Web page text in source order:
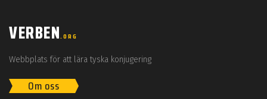
VERBEN.ORG
Webbplats för att lära tyska konjugering
Om oss